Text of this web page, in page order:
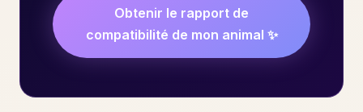
Obtenir le rapport de
compatibilité de mon animal ✨